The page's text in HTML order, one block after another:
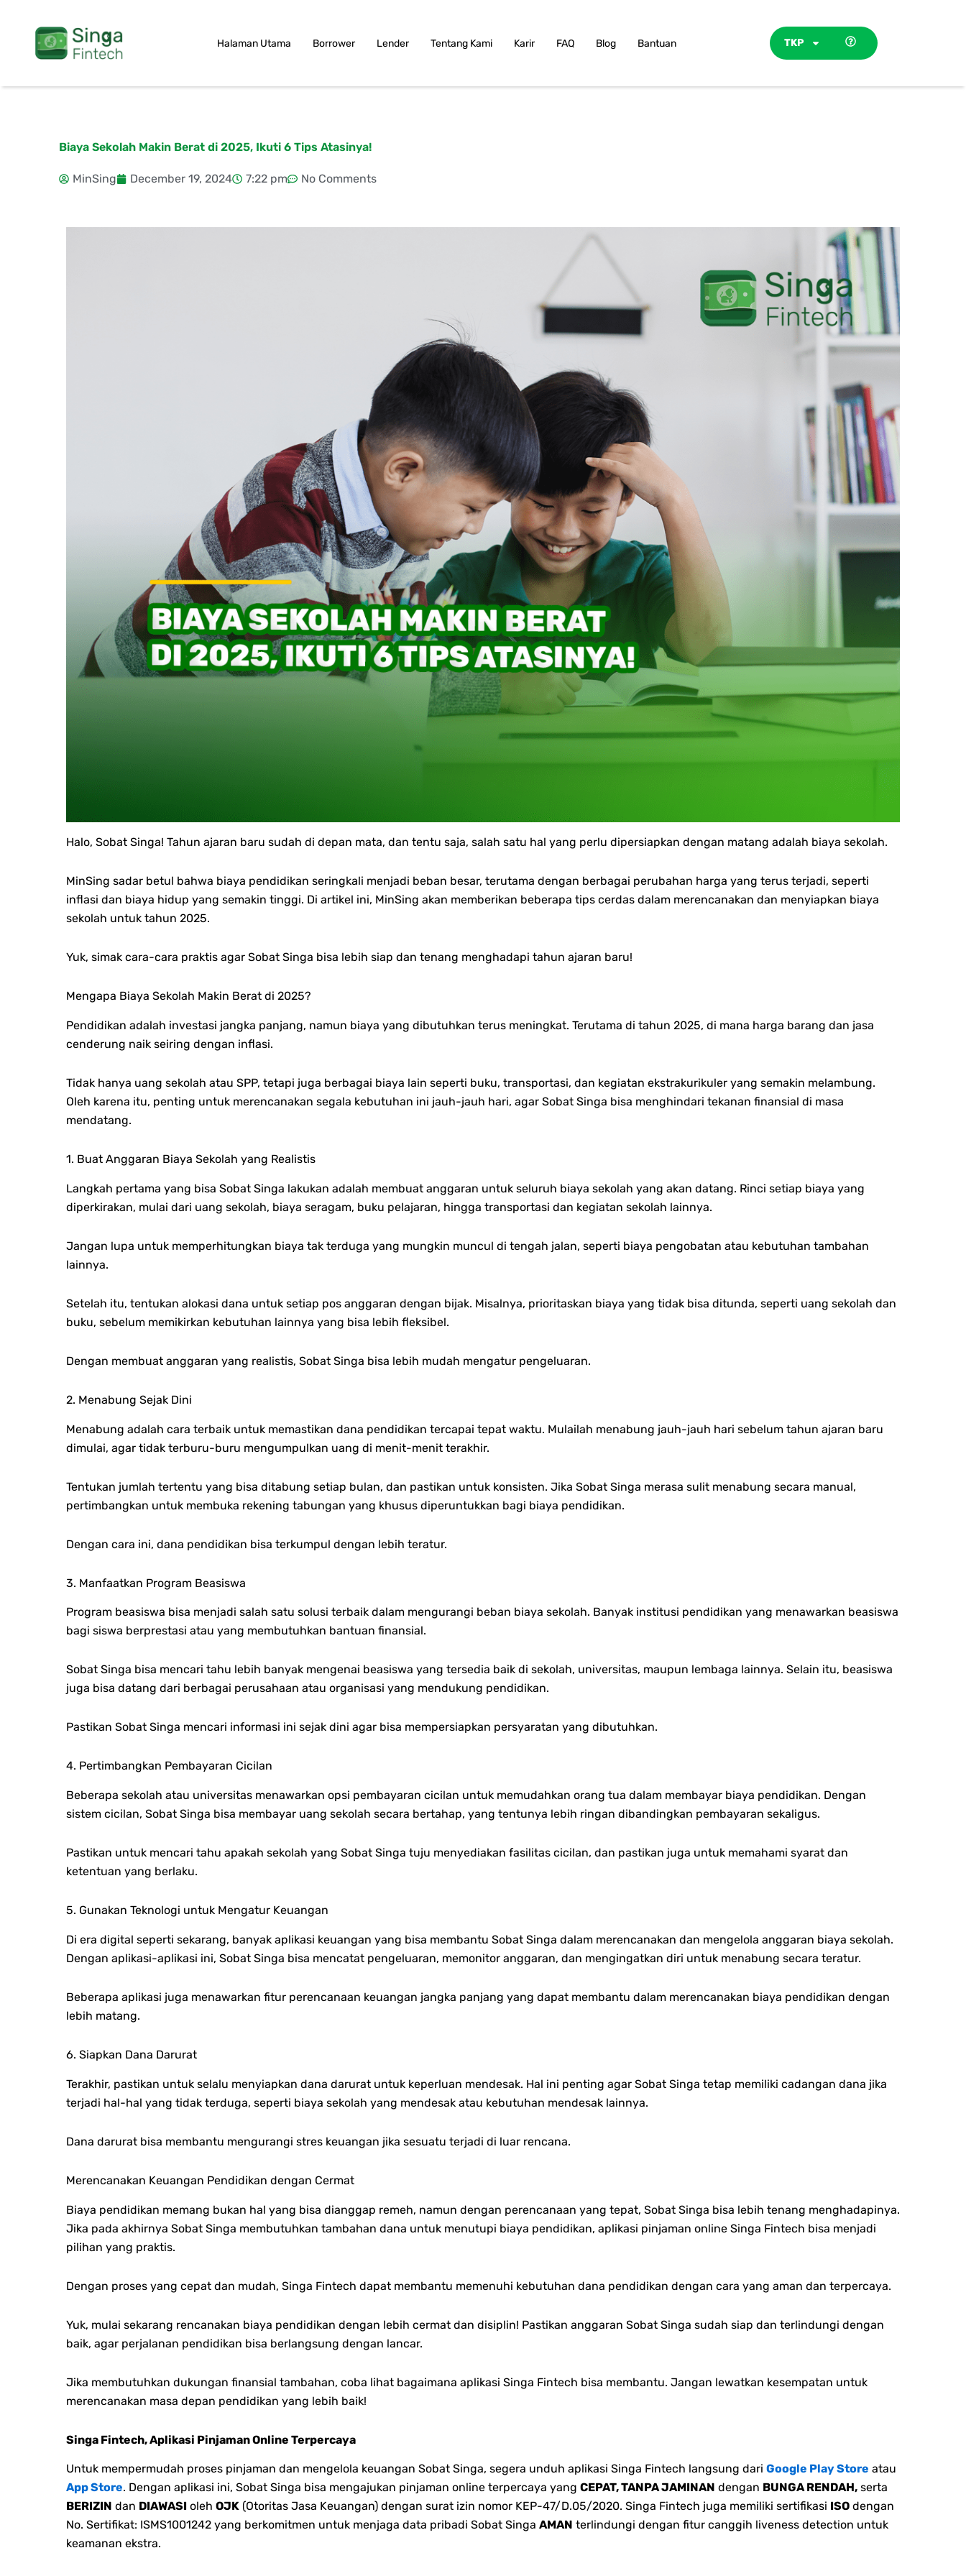
content
Halaman Utama Borrower Lender Tentang Kami Karir FAQ Blog Bantuan TKP
Biaya Sekolah Makin Berat di 2025, Ikuti 6 Tips Atasinya!
MinSing December 19, 2024 7:22 pm No Comments
Halo, Sobat Singa! Tahun ajaran baru sudah di depan mata, dan tentu saja, salah satu hal yang perlu dipersiapkan dengan matang adalah biaya sekolah.
MinSing sadar betul bahwa biaya pendidikan seringkali menjadi beban besar, terutama dengan berbagai perubahan harga yang terus terjadi, seperti
inflasi dan biaya hidup yang semakin tinggi. Di artikel ini, MinSing akan memberikan beberapa tips cerdas dalam merencanakan dan menyiapkan biaya
sekolah untuk tahun 2025.
Yuk, simak cara-cara praktis agar Sobat Singa bisa lebih siap dan tenang menghadapi tahun ajaran baru!
Mengapa Biaya Sekolah Makin Berat di 2025?
Pendidikan adalah investasi jangka panjang, namun biaya yang dibutuhkan terus meningkat. Terutama di tahun 2025, di mana harga barang dan jasa
cenderung naik seiring dengan inflasi.
Tidak hanya uang sekolah atau SPP, tetapi juga berbagai biaya lain seperti buku, transportasi, dan kegiatan ekstrakurikuler yang semakin melambung.
Oleh karena itu, penting untuk merencanakan segala kebutuhan ini jauh-jauh hari, agar Sobat Singa bisa menghindari tekanan finansial di masa
mendatang.
1. Buat Anggaran Biaya Sekolah yang Realistis
Langkah pertama yang bisa Sobat Singa lakukan adalah membuat anggaran untuk seluruh biaya sekolah yang akan datang. Rinci setiap biaya yang
diperkirakan, mulai dari uang sekolah, biaya seragam, buku pelajaran, hingga transportasi dan kegiatan sekolah lainnya.
Jangan lupa untuk memperhitungkan biaya tak terduga yang mungkin muncul di tengah jalan, seperti biaya pengobatan atau kebutuhan tambahan
lainnya.
Setelah itu, tentukan alokasi dana untuk setiap pos anggaran dengan bijak. Misalnya, prioritaskan biaya yang tidak bisa ditunda, seperti uang sekolah dan
buku, sebelum memikirkan kebutuhan lainnya yang bisa lebih fleksibel.
Dengan membuat anggaran yang realistis, Sobat Singa bisa lebih mudah mengatur pengeluaran.
2. Menabung Sejak Dini
Menabung adalah cara terbaik untuk memastikan dana pendidikan tercapai tepat waktu. Mulailah menabung jauh-jauh hari sebelum tahun ajaran baru
dimulai, agar tidak terburu-buru mengumpulkan uang di menit-menit terakhir.
Tentukan jumlah tertentu yang bisa ditabung setiap bulan, dan pastikan untuk konsisten. Jika Sobat Singa merasa sulit menabung secara manual,
pertimbangkan untuk membuka rekening tabungan yang khusus diperuntukkan bagi biaya pendidikan.
Dengan cara ini, dana pendidikan bisa terkumpul dengan lebih teratur.
3. Manfaatkan Program Beasiswa
Program beasiswa bisa menjadi salah satu solusi terbaik dalam mengurangi beban biaya sekolah. Banyak institusi pendidikan yang menawarkan beasiswa
bagi siswa berprestasi atau yang membutuhkan bantuan finansial.
Sobat Singa bisa mencari tahu lebih banyak mengenai beasiswa yang tersedia baik di sekolah, universitas, maupun lembaga lainnya. Selain itu, beasiswa
juga bisa datang dari berbagai perusahaan atau organisasi yang mendukung pendidikan.
Pastikan Sobat Singa mencari informasi ini sejak dini agar bisa mempersiapkan persyaratan yang dibutuhkan.
4. Pertimbangkan Pembayaran Cicilan
Beberapa sekolah atau universitas menawarkan opsi pembayaran cicilan untuk memudahkan orang tua dalam membayar biaya pendidikan. Dengan
sistem cicilan, Sobat Singa bisa membayar uang sekolah secara bertahap, yang tentunya lebih ringan dibandingkan pembayaran sekaligus.
Pastikan untuk mencari tahu apakah sekolah yang Sobat Singa tuju menyediakan fasilitas cicilan, dan pastikan juga untuk memahami syarat dan
ketentuan yang berlaku.
5. Gunakan Teknologi untuk Mengatur Keuangan
Di era digital seperti sekarang, banyak aplikasi keuangan yang bisa membantu Sobat Singa dalam merencanakan dan mengelola anggaran biaya sekolah.
Dengan aplikasi-aplikasi ini, Sobat Singa bisa mencatat pengeluaran, memonitor anggaran, dan mengingatkan diri untuk menabung secara teratur.
Beberapa aplikasi juga menawarkan fitur perencanaan keuangan jangka panjang yang dapat membantu dalam merencanakan biaya pendidikan dengan
lebih matang.
6. Siapkan Dana Darurat
Terakhir, pastikan untuk selalu menyiapkan dana darurat untuk keperluan mendesak. Hal ini penting agar Sobat Singa tetap memiliki cadangan dana jika
terjadi hal-hal yang tidak terduga, seperti biaya sekolah yang mendesak atau kebutuhan mendesak lainnya.
Dana darurat bisa membantu mengurangi stres keuangan jika sesuatu terjadi di luar rencana.
Merencanakan Keuangan Pendidikan dengan Cermat
Biaya pendidikan memang bukan hal yang bisa dianggap remeh, namun dengan perencanaan yang tepat, Sobat Singa bisa lebih tenang menghadapinya.
Jika pada akhirnya Sobat Singa membutuhkan tambahan dana untuk menutupi biaya pendidikan, aplikasi pinjaman online Singa Fintech bisa menjadi
pilihan yang praktis.
Dengan proses yang cepat dan mudah, Singa Fintech dapat membantu memenuhi kebutuhan dana pendidikan dengan cara yang aman dan terpercaya.
Yuk, mulai sekarang rencanakan biaya pendidikan dengan lebih cermat dan disiplin! Pastikan anggaran Sobat Singa sudah siap dan terlindungi dengan
baik, agar perjalanan pendidikan bisa berlangsung dengan lancar.
Jika membutuhkan dukungan finansial tambahan, coba lihat bagaimana aplikasi Singa Fintech bisa membantu. Jangan lewatkan kesempatan untuk
merencanakan masa depan pendidikan yang lebih baik!
Singa Fintech, Aplikasi Pinjaman Online Terpercaya
Untuk mempermudah proses pinjaman dan mengelola keuangan Sobat Singa, segera unduh aplikasi Singa Fintech langsung dari Google Play Store atau
App Store. Dengan aplikasi ini, Sobat Singa bisa mengajukan pinjaman online terpercaya yang CEPAT, TANPA JAMINAN dengan BUNGA RENDAH, serta
BERIZIN dan DIAWASI oleh OJK (Otoritas Jasa Keuangan) dengan surat izin nomor KEP-47/D.05/2020. Singa Fintech juga memiliki sertifikasi ISO dengan
No. Sertifikat: ISMS1001242 yang berkomitmen untuk menjaga data pribadi Sobat Singa AMAN terlindungi dengan fitur canggih liveness detection untuk
keamanan ekstra.